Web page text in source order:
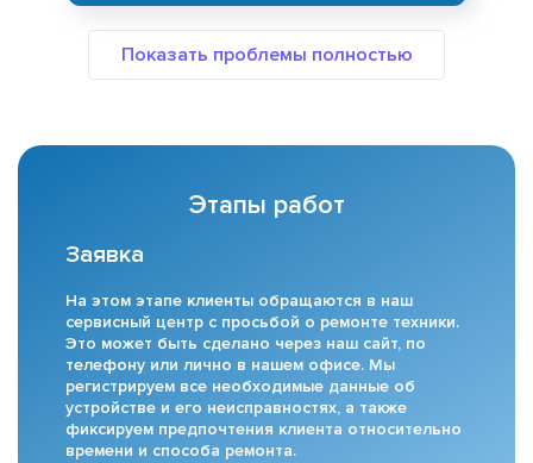
Этапы работ
Заявка
На этом этапе клиенты обращаются в наш
сервисный центр с просьбой о ремонте техники.
Это может быть сделано через наш сайт, по
телефону или лично в нашем офисе. Мы
регистрируем все необходимые данные об
устройстве и его неисправностях, а также
фиксируем предпочтения клиента относительно
времени и способа ремонта.